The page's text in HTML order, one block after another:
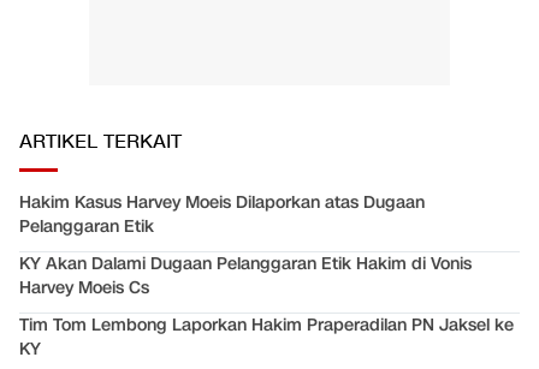
ARTIKEL TERKAIT
Hakim Kasus Harvey Moeis Dilaporkan atas Dugaan
Pelanggaran Etik
KY Akan Dalami Dugaan Pelanggaran Etik Hakim di Vonis
Harvey Moeis Cs
Tim Tom Lembong Laporkan Hakim Praperadilan PN Jaksel ke
KY